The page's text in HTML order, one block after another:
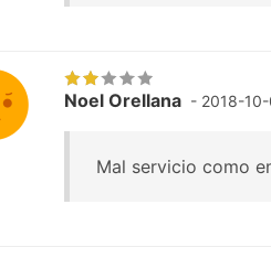
Noel Orellana - 2018-
Mal servicio como